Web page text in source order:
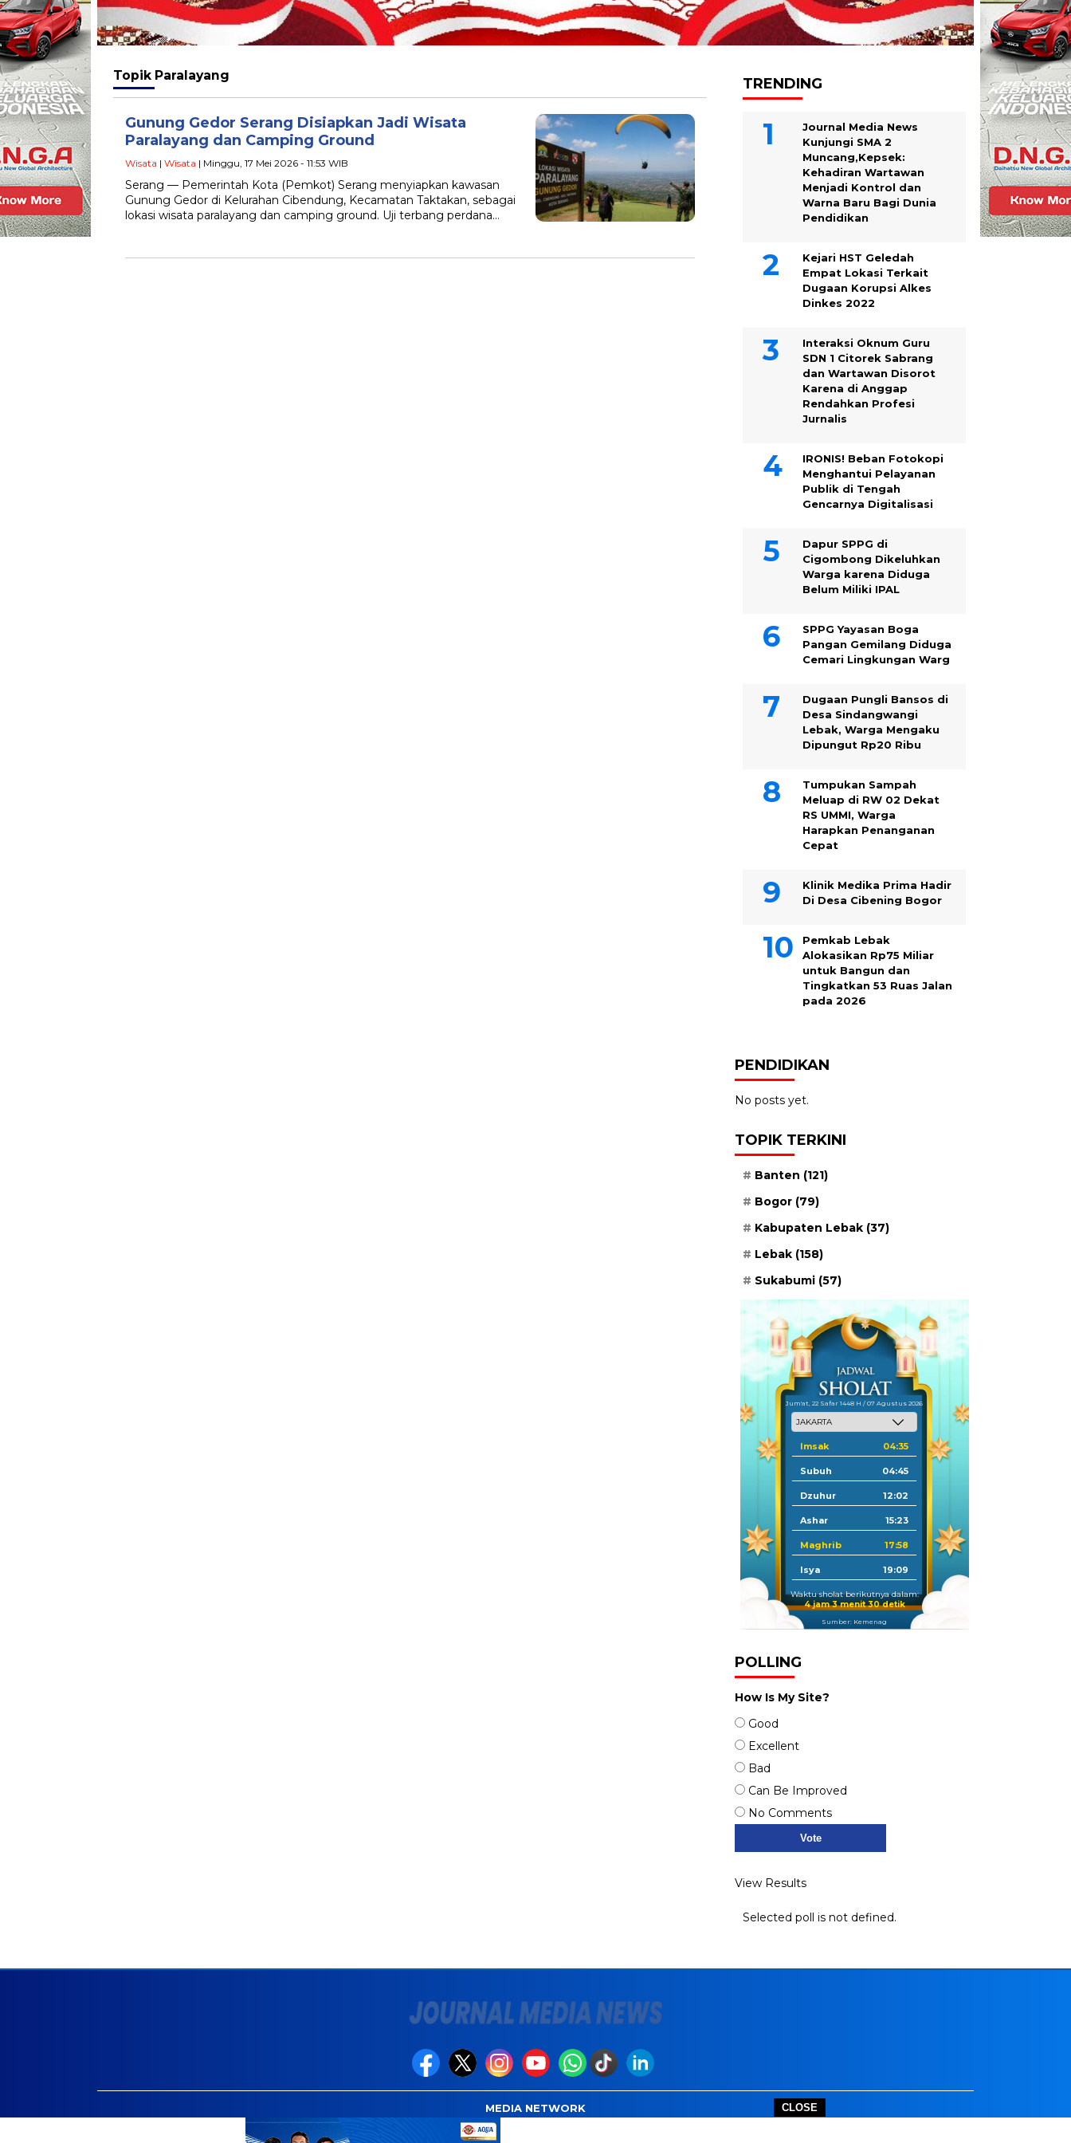
CLOSE
Topik Paralayang
Gunung Gedor Serang Disiapkan Jadi Wisata
Paralayang dan Camping Ground
Wisata | Wisata | Minggu, 17 Mei 2026 - 11:53 WIB
Serang — Pemerintah Kota (Pemkot) Serang menyiapkan kawasan
Gunung Gedor di Kelurahan Cibendung, Kecamatan Taktakan, sebagai
lokasi wisata paralayang dan camping ground. Uji terbang perdana…
TRENDING
Journal Media News
Kunjungi SMA 2
Muncang,Kepsek:
Kehadiran Wartawan
Menjadi Kontrol dan
Warna Baru Bagi Dunia
Pendidikan
Kejari HST Geledah
Empat Lokasi Terkait
Dugaan Korupsi Alkes
Dinkes 2022
Interaksi Oknum Guru
SDN 1 Citorek Sabrang
dan Wartawan Disorot
Karena di Anggap
Rendahkan Profesi
Jurnalis
IRONIS! Beban Fotokopi
Menghantui Pelayanan
Publik di Tengah
Gencarnya Digitalisasi
Dapur SPPG di
Cigombong Dikeluhkan
Warga karena Diduga
Belum Miliki IPAL
SPPG Yayasan Boga
Pangan Gemilang Diduga
Cemari Lingkungan Warg
Dugaan Pungli Bansos di
Desa Sindangwangi
Lebak, Warga Mengaku
Dipungut Rp20 Ribu
Tumpukan Sampah
Meluap di RW 02 Dekat
RS UMMI, Warga
Harapkan Penanganan
Cepat
Klinik Medika Prima Hadir
Di Desa Cibening Bogor
Pemkab Lebak
Alokasikan Rp75 Miliar
untuk Bangun dan
Tingkatkan 53 Ruas Jalan
pada 2026
PENDIDIKAN
No posts yet.
TOPIK TERKINI
Banten (121)
Bogor (79)
Kabupaten Lebak (37)
Lebak (158)
Sukabumi (57)
Jum'at, 22 Safar 1448 H / 07 Agustus 2026
Imsak 04:35
Subuh 04:45
Dzuhur 12:02
Ashar 15:23
Maghrib 17:58
Isya 19:09
Waktu sholat berikutnya dalam:
4 jam 3 menit 29 detik
Sumber: Kemenag
POLLING
How Is My Site?
Good
Excellent
Bad
Can Be Improved
No Comments
View Results
Selected poll is not defined.
MEDIA NETWORK
Facebook.com
Instagram.com Whatsapp.com